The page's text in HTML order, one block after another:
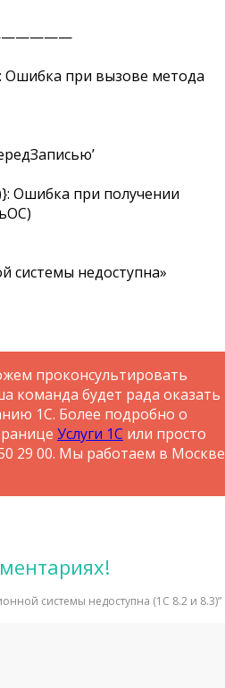
при вызове метода
Ошибка при получении
системы недоступна»
проконсультировать
команда будет рада оказать
1С. Более подробно о
Услуги 1С или просто
29 00. Мы работаем в Москве
системы недоступна (1С 8.2 и 8.3)”